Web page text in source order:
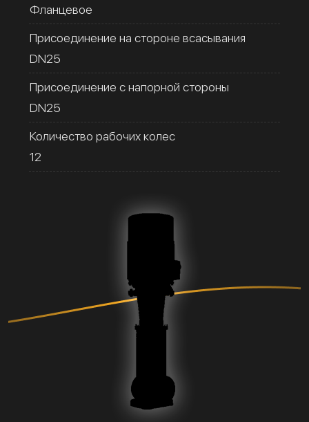
Фланцевое
Присоединение на стороне всасывания
DN25
Присоединение с напорной стороны
DN25
Количество рабочих колес
12